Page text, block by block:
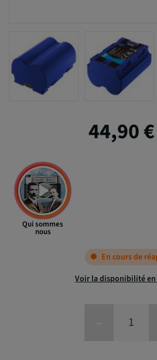
44,90 €
Qui sommes
nous
En cours de
Voir la disponibilité en